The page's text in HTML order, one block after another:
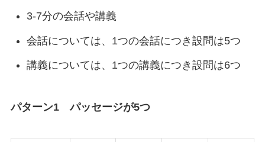
3-7分の会話や講義
会話については、1つの会話につき設問は5つ
講義については、1つの講義につき設問は6つ
パターン1 パッセージが5つ